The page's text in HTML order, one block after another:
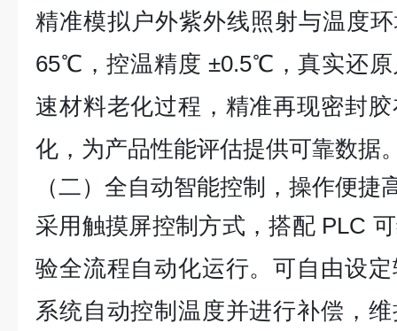
精准模拟户外紫外线照射与温度
65℃，控温精度 ±0.5℃，真实还
速材料老化过程，精准再现密封
化，为产品性能评估提供可靠数据
（二）全自动智能控制，操作便捷
采用触摸屏控制方式，搭配 PLC
验全流程自动化运行。可自由设
系统自动控制温度并进行补偿，